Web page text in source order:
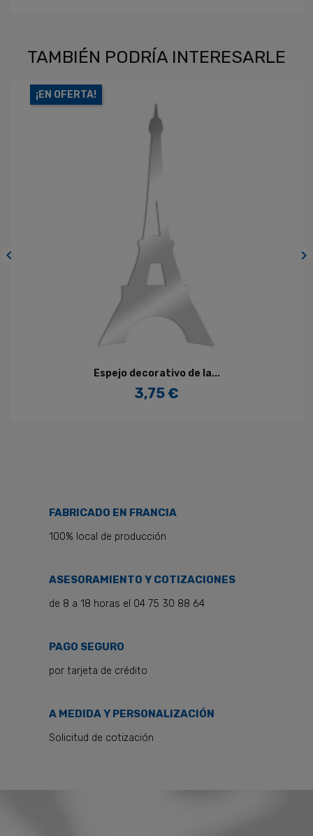
TAMBIÉN PODRÍA INTERESARLE

Espejo decorativo de la...
Precio
3,75 €
¡EN OFERTA!

FABRICADO EN FRANCIA
100% local de producción
ASESORAMIENTO Y COTIZACIONES
de 8 a 18 horas el 04 75 30 88 64
PAGO SEGURO
por tarjeta de crédito
A MEDIDA Y PERSONALIZACIÓN
Solicitud de cotización